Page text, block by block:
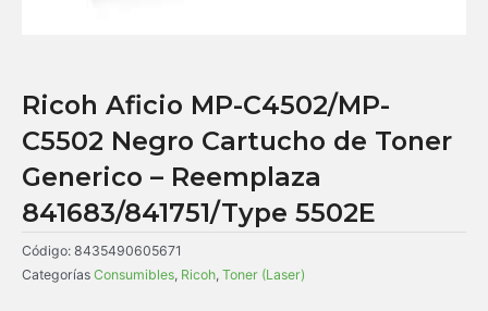
Ricoh Aficio MP-C4502/MP-
C5502 Negro Cartucho de Toner
Generico – Reemplaza
841683/841751/Type 5502E
Código: 8435490605671
Categorías Consumibles, Ricoh, Toner (Laser)